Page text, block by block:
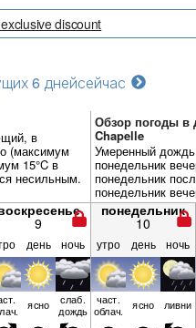
discount
6 днейсейчас
в
(максимум
15°C в
несильным.
Обзор погоды в
Chapelle
Умеренный дождь
понедельник
понедельник
понедельник
несильным.
9
понедельник
10
день ночь утро день ночь
ясно слаб.
дождь
част.
облач. ясно ливни